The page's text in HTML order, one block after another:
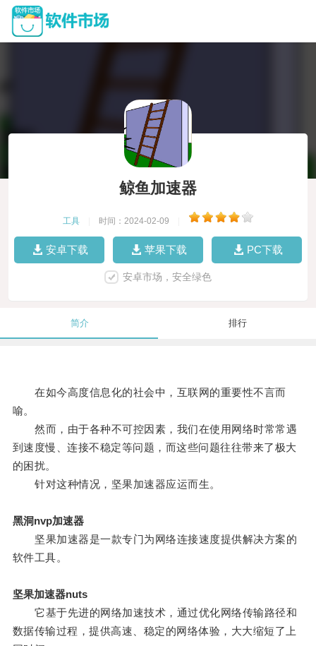
鲸鱼加速器
工具 时间：2024-02-09
安卓下载 苹果下载 PC下载
安卓市场，安全绿色
简介 排行
在如今高度信息化的社会中，互联网的重要性不言而
喻。
然而，由于各种不可控因素，我们在使用网络时常常遇
到速度慢、连接不稳定等问题，而这些问题往往带来了极大
的困扰。
针对这种情况，坚果加速器应运而生。
黑洞nvp加速器
坚果加速器是一款专门为网络连接速度提供解决方案的
软件工具。
坚果加速器nuts
它基于先进的网络加速技术，通过优化网络传输路径和
数据传输过程，提供高速、稳定的网络体验，大大缩短了上